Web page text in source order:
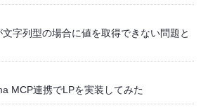
文字列型の場合に値を取得できない問題と
MCP連携でLPを実装してみた